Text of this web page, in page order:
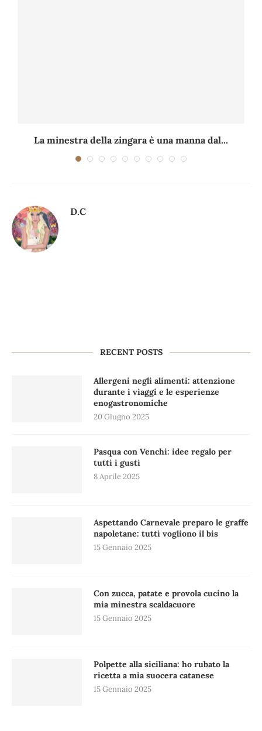
La minestra della zingara è una manna dal...
D.C
RECENT POSTS
Allergeni negli alimenti: attenzione
durante i viaggi e le esperienze
enogastronomiche
20 Giugno 2025
Pasqua con Venchi: idee regalo per
tutti i gusti
8 Aprile 2025
Aspettando Carnevale preparo le graffe
napoletane: tutti vogliono il bis
15 Gennaio 2025
Con zucca, patate e provola cucino la
mia minestra scaldacuore
15 Gennaio 2025
Polpette alla siciliana: ho rubato la
ricetta a mia suocera catanese
15 Gennaio 2025